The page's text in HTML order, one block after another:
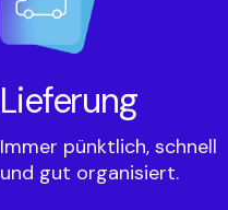
Lieferung
Immer pünktlich, schnell
und gut organisiert.